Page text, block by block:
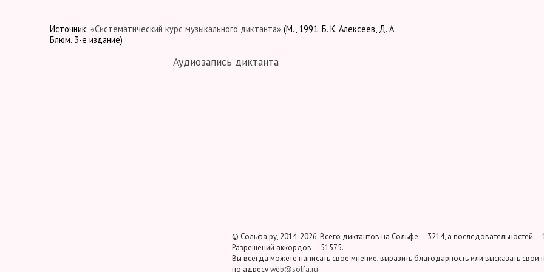
Источник: «Систематический курс музыкального диктанта» (М., 1991. Б. К. Алексеев, Д. А.
Блюм. 3-е издание)
Аудиозапись диктанта
© Сольфа.ру, 2014-2026. Всего диктантов на Сольфе — 3214, а последовательностей —
Разрешений аккордов — 51575.
Вы всегда можете написать свое мнение, выразить благодарность или высказать свои
по адресуweb@solfa.ru